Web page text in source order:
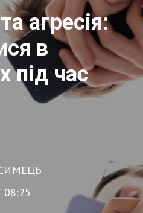
агресія:
в
під час